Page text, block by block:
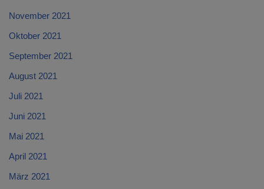
November 2021
Oktober 2021
September 2021
August 2021
Juli 2021
Juni 2021
Mai 2021
April 2021
März 2021